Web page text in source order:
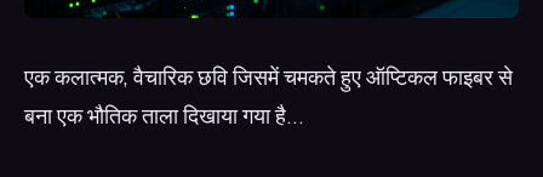
एक कलात्मक, वैचारिक छवि जिसमें चमकते हुए ऑप्टिकल फाइबर से
बना एक भौतिक ताला दिखाया गया है...